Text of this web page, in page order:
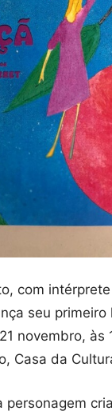
com
seu primeiro
novembro, às
Casa da
personagem